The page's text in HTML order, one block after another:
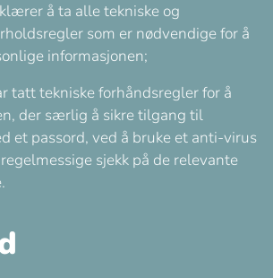
å ta alle tekniske og
som er nødvendige for å
informasjonen;
tatt tekniske forhåndsregler for å
der særlig å sikre tilgang til
et passord, ved å bruke et anti-virus
sjekk på de relevante